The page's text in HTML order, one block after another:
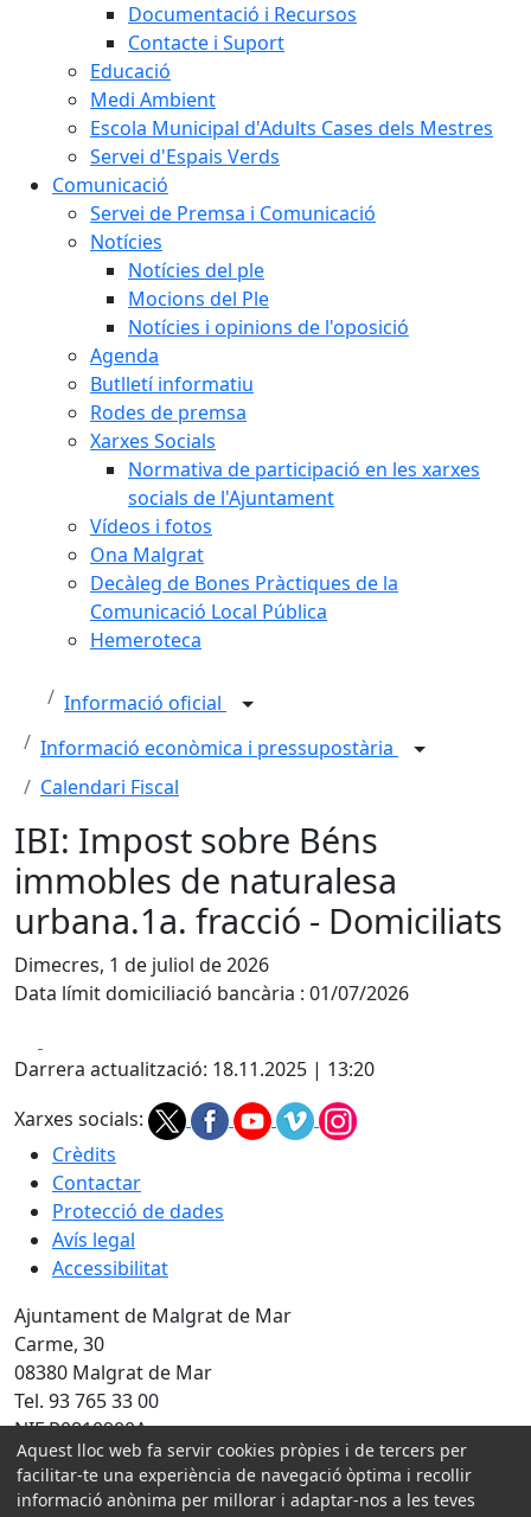
Documentació i Recursos
Contacte i Suport
Educació
Medi Ambient
Escola Municipal d'Adults Cases dels Mestres
Servei d'Espais Verds
Comunicació
Servei de Premsa i Comunicació
Notícies
Notícies del ple
Mocions del Ple
Notícies i opinions de l'oposició
Agenda
Butlletí informatiu
Rodes de premsa
Xarxes Socials
Normativa de participació en les xarxes
socials de l'Ajuntament
Vídeos i fotos
Ona Malgrat
Decàleg de Bones Pràctiques de la
Comunicació Local Pública
Hemeroteca
Informació oficial
Informació econòmica i pressupostària
Calendari Fiscal
IBI: Impost sobre Béns
immobles de naturalesa
urbana.1a. fracció - Domiciliats
Dimecres, 1 de juliol de 2026
Data límit domiciliació bancària : 01/07/2026
Darrera actualització: 18.11.2025 | 13:20
Xarxes socials:
Crèdits
Contactar
Protecció de dades
Avís legal
Accessibilitat
Ajuntament de Malgrat de Mar
Carme, 30
08380 Malgrat de Mar
Tel. 93 765 33 00
NIF P0810900A
Amb la col·laboració de:
Aquest lloc web fa servir cookies pròpies i de tercers per
facilitar-te una experiència de navegació òptima i recollir
informació anònima per millorar i adaptar-nos a les teves